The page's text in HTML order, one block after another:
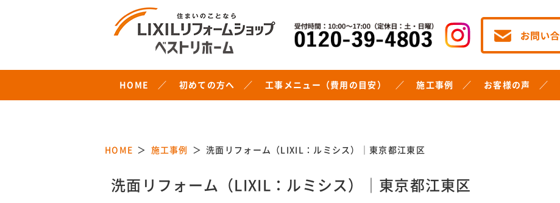
HOME 初めての方へ 工事メニュー（費用の目安） 施工事例 お客様の声
HOME 施工事例 洗面リフォーム（LIXIL：ルミシス）｜東京都江東区
洗面リフォーム（LIXIL：ルミシス）｜東京都江東区